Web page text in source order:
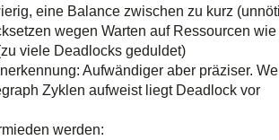
eine Balance zwischen zu kurz
wegen Warten auf Ressourcen
viele Deadlocks geduldet)
Aufwändiger aber präziser.
Zyklen aufweist liegt Deadlock vor
werden: